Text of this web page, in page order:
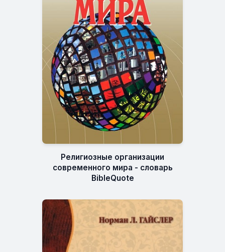
Религиозные организации
современного мира - словарь
BibleQuote